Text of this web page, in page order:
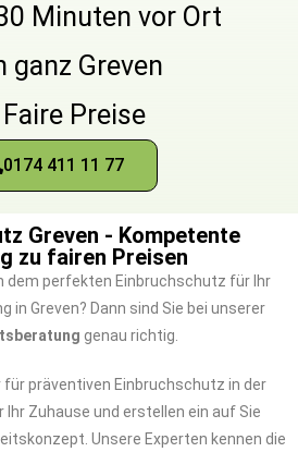
Minuten vor Ort
ganz Greven
Faire Preise
0174 411 11 77
Greven - Kompetente
zu fairen Preisen
dem perfekten Einbruchschutz für Ihr
in Greven? Dann sind Sie bei unserer
genau richtig.
präventiven Einbruchschutz in der
Ihr Zuhause und erstellen ein auf Sie
Unsere Experten kennen die